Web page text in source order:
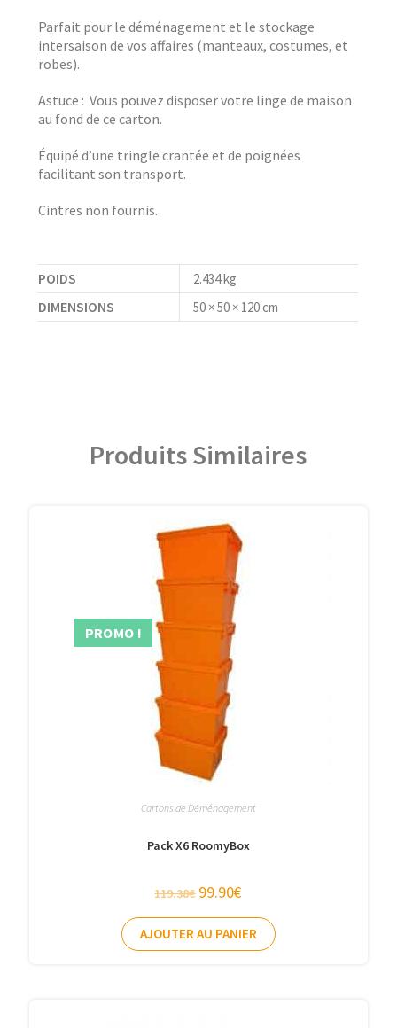
Parfait pour le déménagement et le stockage
intersaison de vos affaires (manteaux, costumes, et
robes).
Astuce : Vous pouvez disposer votre linge de maison
au fond de ce carton.
Équipé d’une tringle crantée et de poignées
facilitant son transport.
Cintres non fournis.
POIDS 2.434 kg
DIMENSIONS 50 × 50 × 120 cm
Produits Similaires
PROMO !
Cartons de Déménagement
Pack X6 RoomyBox
119.38€ 99.90€
AJOUTER AU PANIER